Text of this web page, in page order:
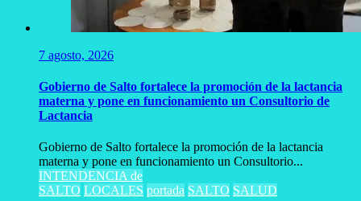
7 agosto, 2026
Gobierno de Salto fortalece la promoción de la lactancia
materna y pone en funcionamiento un Consultorio de
Lactancia
Gobierno de Salto fortalece la promoción de la lactancia
materna y pone en funcionamiento un Consultorio...
INTENDENCIA de
SALTO LOCALES portada SALTO SALUD